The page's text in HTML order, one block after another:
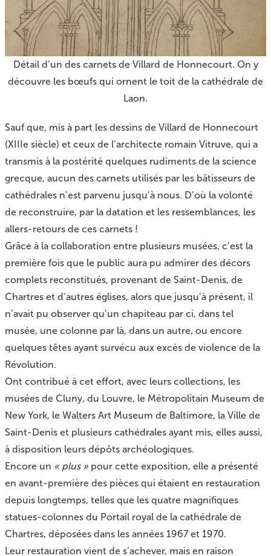
Détail d’un des carnets de Villard de Honnecourt. On y
découvre les bœufs qui ornent le toit de la cathédrale de
Laon.
Sauf que, mis à part les dessins de Villard de Honnecourt
(XIIIe siècle) et ceux de l’architecte romain Vitruve, qui a
transmis à la postérité quelques rudiments de la science
grecque, aucun des carnets utilisés par les bâtisseurs de
cathédrales n’est parvenu jusqu’à nous. D’où la volonté
de reconstruire, par la datation et les ressemblances, les
allers-retours de ces carnets !
Grâce à la collaboration entre plusieurs musées, c’est la
première fois que le public aura pu admirer des décors
complets reconstitués, provenant de Saint-Denis, de
Chartres et d’autres églises, alors que jusqu’à présent, il
n’avait pu observer qu’un chapiteau par ci, dans tel
musée, une colonne par là, dans un autre, ou encore
quelques têtes ayant survécu aux excès de violence de la
Révolution.
Ont contribué à cet effort, avec leurs collections, les
musées de Cluny, du Louvre, le Métropolitain Museum de
New York, le Walters Art Museum de Baltimore, la Ville de
Saint-Denis et plusieurs cathédrales ayant mis, elles aussi,
à disposition leurs dépôts archéologiques.
Encore un « plus »pour cette exposition, elle a présenté
en avant-première des pièces qui étaient en restauration
depuis longtemps, telles que les quatre magnifiques
statues-colonnes du Portail royal de la cathédrale de
Chartres, déposées dans les années 1967 et 1970.
Leur restauration vient de s’achever, mais en raison